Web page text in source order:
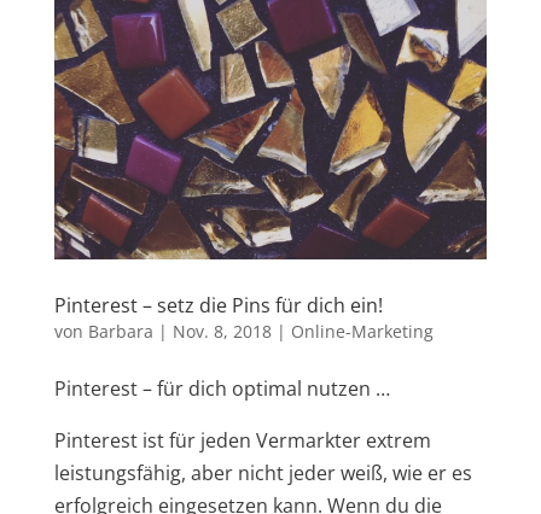
Pinterest – setz die Pins für dich ein!
von Barbara | Nov. 8, 2018| Online-Marketing
Pinterest – für dich optimal nutzen …
Pinterest ist für jeden Vermarkter extrem
leistungsfähig, aber nicht jeder weiß, wie er es
erfolgreich eingesetzen kann. Wenn du die